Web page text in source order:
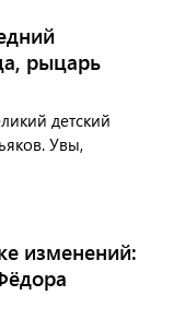
рыцарь
детский
Увы,
изменений: